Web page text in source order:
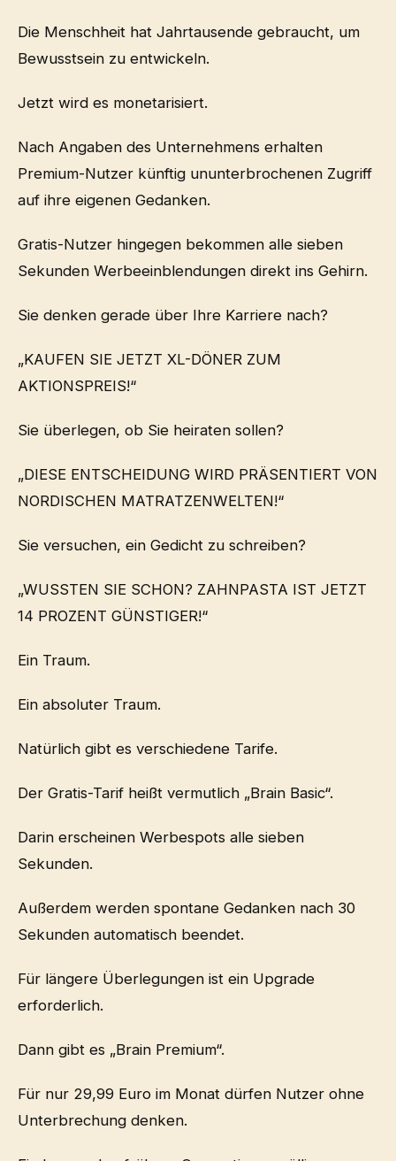
Die Menschheit hat Jahrtausende gebraucht, um
Bewusstsein zu entwickeln.
Jetzt wird es monetarisiert.
Nach Angaben des Unternehmens erhalten
Premium-Nutzer künftig ununterbrochenen Zugriff
auf ihre eigenen Gedanken.
Gratis-Nutzer hingegen bekommen alle sieben
Sekunden Werbeeinblendungen direkt ins Gehirn.
Sie denken gerade über Ihre Karriere nach?
„KAUFEN SIE JETZT XL-DÖNER ZUM
AKTIONSPREIS!“
Sie überlegen, ob Sie heiraten sollen?
„DIESE ENTSCHEIDUNG WIRD PRÄSENTIERT VON
NORDISCHEN MATRATZENWELTEN!“
Sie versuchen, ein Gedicht zu schreiben?
„WUSSTEN SIE SCHON? ZAHNPASTA IST JETZT
14 PROZENT GÜNSTIGER!“
Ein Traum.
Ein absoluter Traum.
Natürlich gibt es verschiedene Tarife.
Der Gratis-Tarif heißt vermutlich „Brain Basic“.
Darin erscheinen Werbespots alle sieben
Sekunden.
Außerdem werden spontane Gedanken nach 30
Sekunden automatisch beendet.
Für längere Überlegungen ist ein Upgrade
erforderlich.
Dann gibt es „Brain Premium“.
Für nur 29,99 Euro im Monat dürfen Nutzer ohne
Unterbrechung denken.